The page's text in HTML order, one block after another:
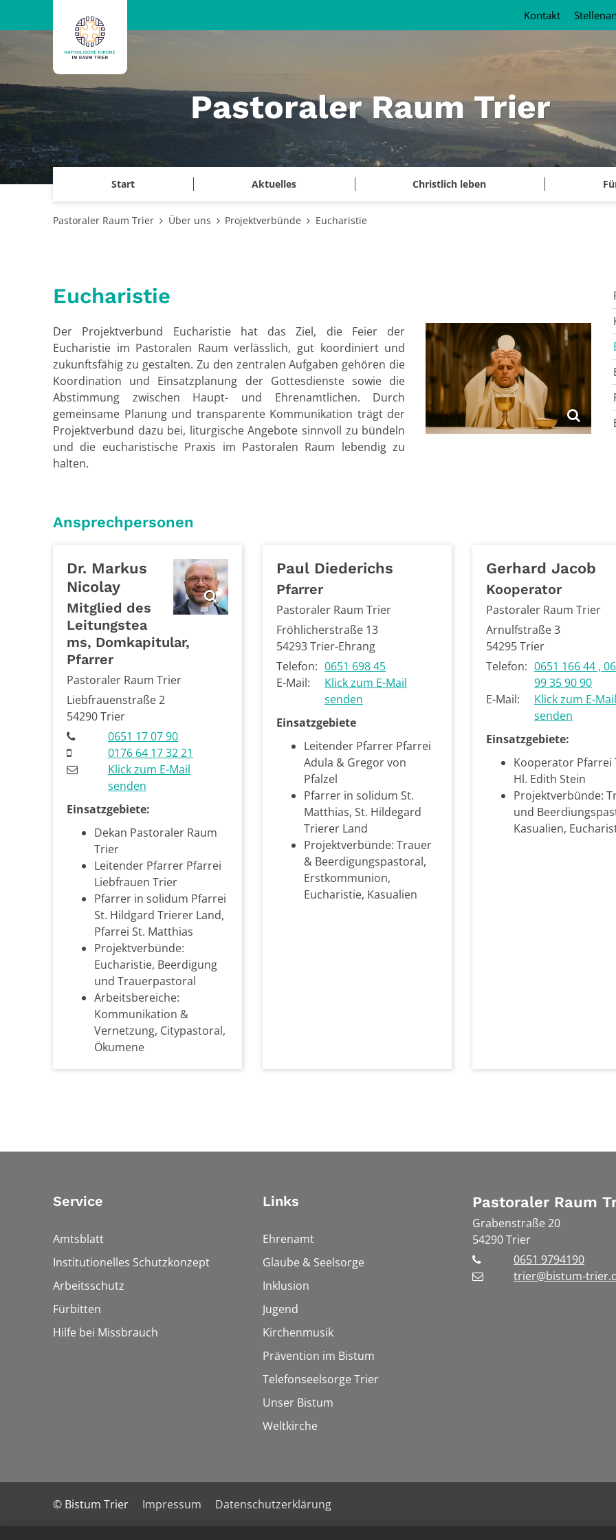
Pastoraler Raum Trier
Start Aktuelles Christlich leben
Kontakt
Pastoraler Raum Trier Über uns Projektverbünde Eucharistie
Eucharistie
Der Projektverbund Eucharistie hat das Ziel, die Feier der
Eucharistie im Pastoralen Raum verlässlich, gut koordiniert und
zukunftsfähig zu gestalten. Zu den zentralen Aufgaben gehören die
Koordination und Einsatzplanung der Gottesdienste sowie die
Abstimmung zwischen Haupt- und Ehrenamtlichen. Durch
gemeinsame Planung und transparente Kommunikation trägt der
Projektverbund dazu bei, liturgische Angebote sinnvoll zu bündeln
und die eucharistische Praxis im Pastoralen Raum lebendig zu
halten.
Ansprechpersonen
Dr. Markus
Nicolay
Mitglied des
Leitungstea
ms, Domkapitular,
Pfarrer
Pastoraler Raum Trier
Liebfrauenstraße 2
54290Trier
0651 17 07 90
0176 64 17 32 21
Klick zum E-Mail
senden
Einsatzgebiete:
Dekan Pastoraler Raum
Trier
Leitender Pfarrer Pfarrei
Liebfrauen Trier
Pfarrer in solidum Pfarrei
St. Hildgard Trierer Land,
Pfarrei St. Matthias
Projektverbünde:
Eucharistie, Beerdigung
und Trauerpastoral
Arbeitsbereiche:
Kommunikation &
Vernetzung, Citypastoral,
Ökumene
Paul Diederichs
Pfarrer
Pastoraler Raum Trier
Fröhlicherstraße 13
54293Trier-Ehrang
Telefon: 0651 698 45
E-Mail:
Klick zum E-Mail
senden
Einsatzgebiete
Leitender Pfarrer Pfarrei
Adula & Gregor von
Pfalzel
Pfarrer in solidum St.
Matthias, St. Hildegard
Trierer Land
Projektverbünde: Trauer
& Beerdigungspastoral,
Erstkommunion,
Eucharistie, Kasualien
Gerhard Jacob
Kooperator
Pastoraler Raum Trier
Arnulfstraße 3
54295Trier
Telefon: 0651 166 44 ,
99 35 90 90
E-Mail:
Klick zum E-Mail
senden
Einsatzgebiete:
Kooperator Pfarrei
Hl. Edith Stein
Projektverbünde:
und
Kasualien,
Service
Amtsblatt
Institutionelles Schutzkonzept
Arbeitsschutz
Fürbitten
Hilfe bei Missbrauch
Links
Ehrenamt
Glaube & Seelsorge
Inklusion
Jugend
Kirchenmusik
Prävention im Bistum
Telefonseelsorge Trier
Unser Bistum
Weltkirche
Pastoraler Raum
Grabenstraße 20
54290Trier
0651 9794190
trier@bistum-
© Bistum Trier Impressum Datenschutzerklärung